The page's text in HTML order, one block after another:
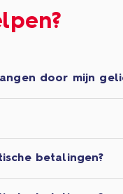
door mijn
betalingen?